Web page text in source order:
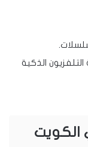
الذكية